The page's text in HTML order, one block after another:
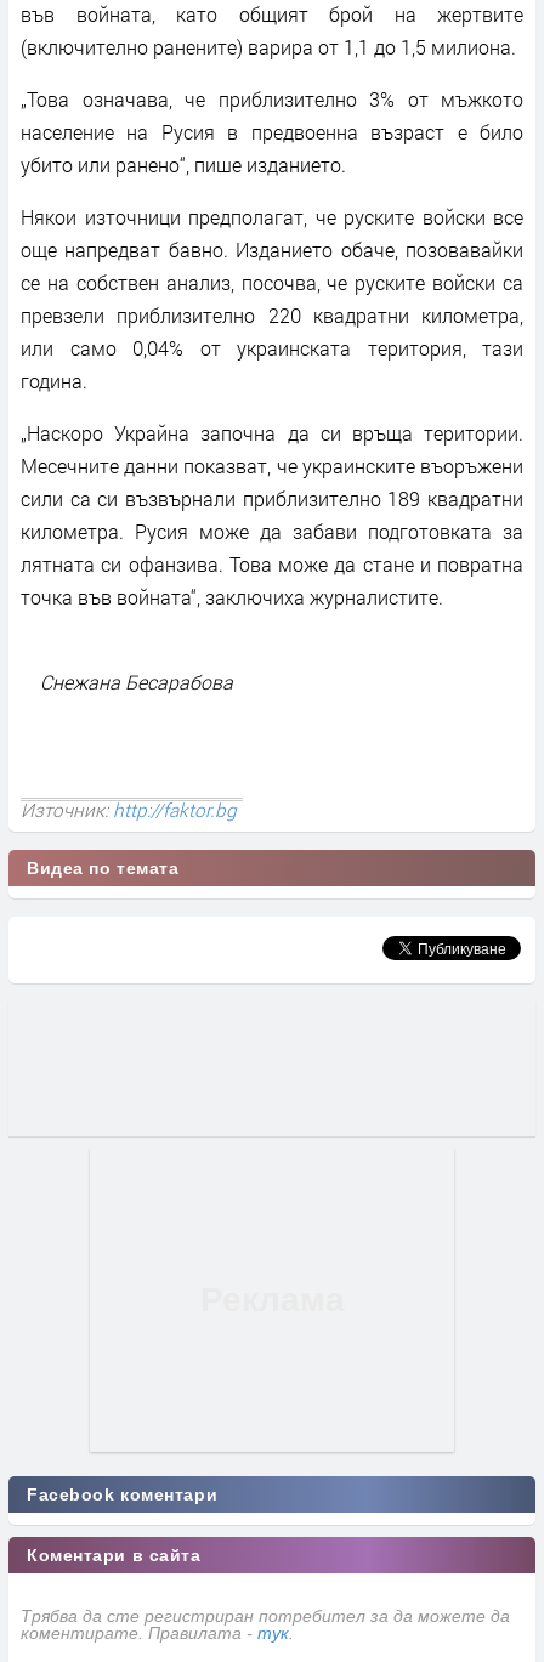
във войната, като общият брой на жертвите
(включително ранените) варира от 1,1 до 1,5 милиона.
„Това означава, че приблизително 3% от мъжкото
население на Русия в предвоенна възраст е било
убито или ранено“, пише изданието.
Някои източници предполагат, че руските войски все
още напредват бавно. Изданието обаче, позовавайки
се на собствен анализ, посочва, че руските войски са
превзели приблизително 220 квадратни километра,
или само 0,04% от украинската територия, тази
година.
„Наскоро Украйна започна да си връща територии.
Месечните данни показват, че украинските въоръжени
сили са си възвърнали приблизително 189 квадратни
километра. Русия може да забави подготовката за
лятната си офанзива. Това може да стане и повратна
точка във войната“, заключиха журналистите.
Снежана Бесарабова
Източник:http://faktor.bg
Видеа по темата
Facebook коментари
Коментари в сайта
Трябва да сте регистриран потребител за да можете да
коментирате. Правилата - тук